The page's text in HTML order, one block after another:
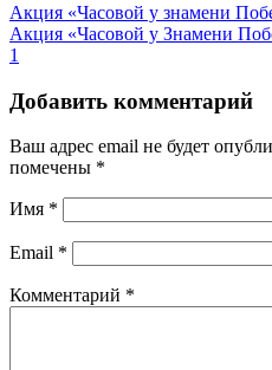
Акция «Часовой у знамени
Акция «Часовой у Знамени
1
Добавить комментарий
Ваш адрес email не будет
помечены *
Имя *
Email *
Комментарий *